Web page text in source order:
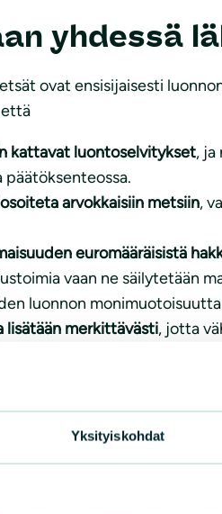
Yksityiskohdat
yhdessä
ovat ensisijaisesti
että
kattavat luontoselvitykset, ja
päätöksenteossa.
arvokkaisiin metsiin,
euromääräisistä
vaan ne säilytetään
luonnon monimuotoisuutta
lisätään merkittävästi, jotta